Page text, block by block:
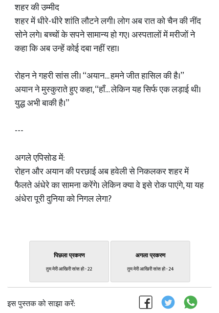
शहर की उम्मीद
शहर में धीरे-धीरे शांति लौटने लगी। लोग अब रात को चैन की नींद
सोने लगे। बच्चों के सपने सामान्य हो गए। अस्पतालों में मरीजों ने
कहा कि अब उन्हें कोई दबा नहीं रहा।
रोहन ने गहरी सांस ली। “अयान… हमने जीत हासिल की है।”
अयान ने मुस्कुराते हुए कहा, “हाँ… लेकिन यह सिर्फ एक लड़ाई थी।
युद्ध अभी बाकी है।”
---
अगले एपिसोड में:
रोहन और अयान की परछाई अब हवेली से निकलकर शहर में
फैलते अंधेरे का सामना करेंगे। लेकिन क्या वे इसे रोक पाएंगे, या यह
अंधेरा पूरी दुनिया को निगल लेगा?
पिछला प्रकरण
तुम मेरी आखिरी सांस हो - 22
अगला प्रकरण
तुम मेरी आखिरी सांस हो - 24
इस पुस्तक को साझा करें: